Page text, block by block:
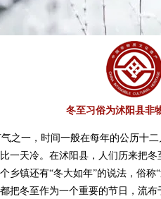
冬至习俗为沭阳县非
之一，时间一般在每年的公历十
一天冷。在沭阳县，人们历来把
乡镇还有“冬大如年”的说法，俗称
把冬至作为一个重要的节日，流布